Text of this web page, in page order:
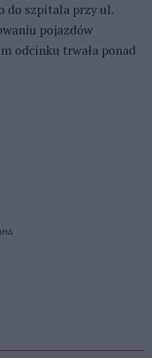
do szpitala przy ul.
pojazdów
odcinku trwała ponad